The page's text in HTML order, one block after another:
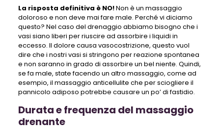
La risposta definitiva è NO!Non è un massaggio
doloroso e non deve mai fare male. Perché vi diciamo
questo? Nel caso del drenaggio abbiamo bisogno che i
vasi siano liberi per riuscire ad assorbire i liquidi in
eccesso. Il dolore causa vasocostrizione, questo vuol
dire che i nostri vasi si stringono per reazione spontanea
e non saranno in grado di assorbire un bel niente. Quindi,
se fa male, state facendo un altro massaggio, come ad
esempio, il massaggio anticellulite che per sciogliere il
pannicolo adiposo potrebbe causare un po’ di fastidio.
Durata e frequenza del massaggio
drenante